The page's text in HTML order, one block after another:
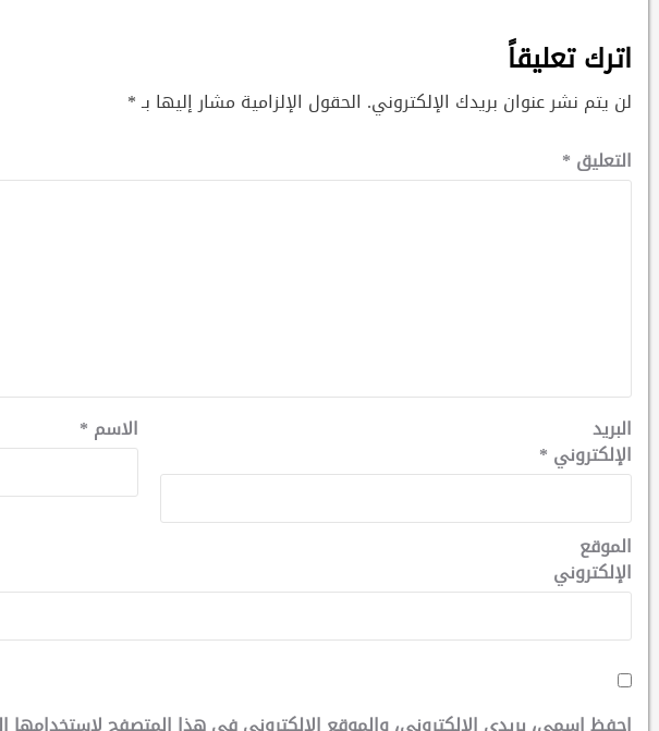
اترك تعليقاً
لن يتم نشر عنوان بريدك الإلكتروني. الحقول الإلزامية مشار إليها بـ*
التعليق *
الاسم * البريد
الإلكتروني *
الموقع
الإلكتروني